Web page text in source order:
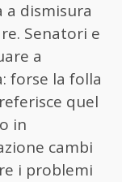
a dismisura
Senatori e
a
forse la folla
quel
in
cambi
i problemi